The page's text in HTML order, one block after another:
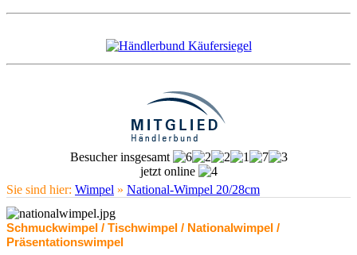
Besucher insgesamt
jetzt online
Sie sind hier: Wimpel » National-Wimpel 20/28cm
Schmuckwimpel / Tischwimpel / Nationalwimpel /
Präsentationswimpel